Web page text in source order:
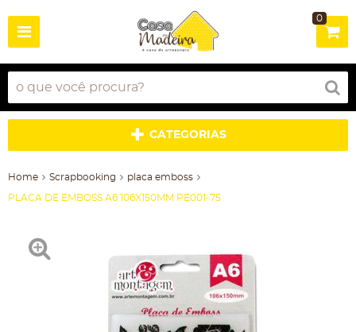
0
CATEGORIAS
Home Scrapbooking placa emboss
PLACA DE EMBOSS A6 106X150MM PE001-75